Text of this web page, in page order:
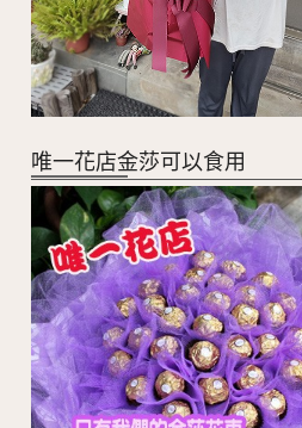
唯一花店金莎可以食用